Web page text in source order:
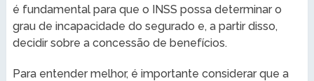
é fundamental para que o INSS possa determinar o
grau de incapacidade do segurado e, a partir disso,
decidir sobre a concessão de benefícios.
Para entender melhor, é importante considerar que a